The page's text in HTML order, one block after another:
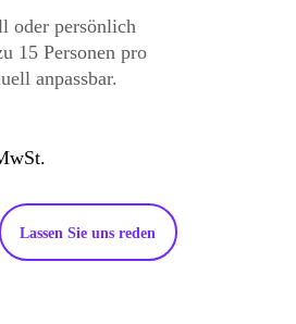
oder persönlich
15 Personen pro
anpassbar.
Lassen Sie uns reden